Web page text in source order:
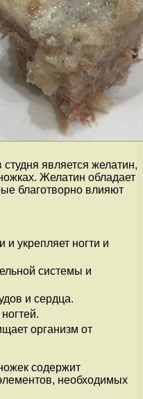
является желатин,
Желатин обладает
благотворно влияют
и укрепляет ногти и
системы и
и сердца.
организм от
содержит
необходимых